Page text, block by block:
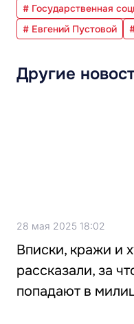
# Государственная
# Евгений Пустовой
Другие
28 мая 2025 18:02
Вписки, кражи и
рассказали, за
попадают в